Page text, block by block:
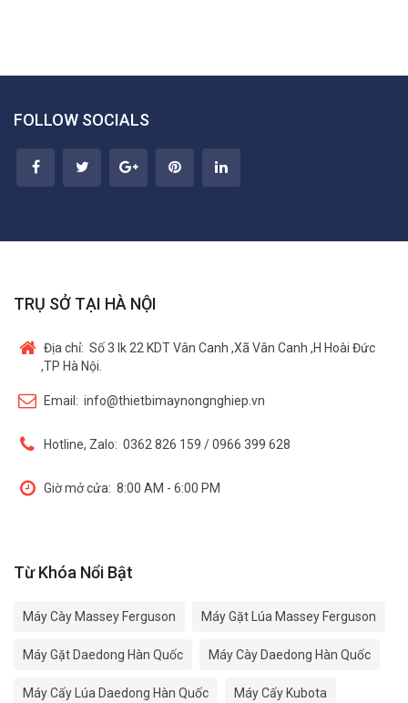
FOLLOW SOCIALS
TRỤ SỞ TẠI HÀ NỘI
Địa chỉ: Số 3 lk 22 KDT Vân Canh ,Xã Vân Canh ,H Hoài Đức
,TP Hà Nội.
Email: info@thietbimaynongnghiep.vn
Hotline, Zalo: 0362 826 159 / 0966 399 628
Giờ mở cửa: 8:00 AM - 6:00 PM
Từ Khóa Nổi Bật
Máy Cày Massey Ferguson Máy Gặt Lúa Massey Ferguson
Máy Gặt Daedong Hàn Quốc Máy Cày Daedong Hàn Quốc
Máy Cấy Lúa Daedong Hàn Quốc Máy Cấy Kubota